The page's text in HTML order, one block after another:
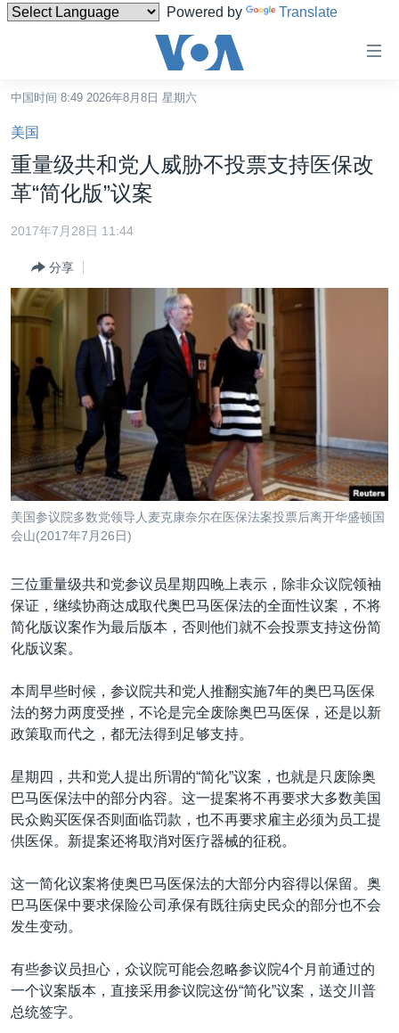
Powered by Translate
碍
链
接
跳
转
内
转
到
到
索
中国
国际
最新国际新闻
中东
欧洲
美洲
全球议题
分类新闻
经济·金融·贸易
人权·法律·宗教
科教·文娱·体健
劳工
环境
热点专题
白宫要闻
国会报道
美中关系
美国建国250周年
埃博拉疫情
重要讲话与声明
台海两岸关系
关注西藏
关注新疆
VOA视频
VOA今日焦点
中文广播
关注我们
其他语言网站
中国时间 8:49 2026年8月8日 星期六
美国
重量级共和党人威胁不投票支持医保改
革“简化版”议案
2017年7月28日 11:44
分享
美国参议院多数党领导人麦克康奈尔在医保法案投票后离开华盛顿国
会山(2017年7月26日)
三位重量级共和党参议员星期四晚上表示，除非众议院领袖
保证，继续协商达成取代奥巴马医保法的全面性议案，不将
简化版议案作为最后版本，否则他们就不会投票支持这份简
化版议案。
本周早些时候，参议院共和党人推翻实施7年的奥巴马医保
法的努力两度受挫，不论是完全废除奥巴马医保，还是以新
政策取而代之，都无法得到足够支持。
星期四，共和党人提出所谓的“简化”议案，也就是只废除奥
巴马医保法中的部分内容。这一提案将不再要求大多数美国
民众购买医保否则面临罚款，也不再要求雇主必须为员工提
供医保。新提案还将取消对医疗器械的征税。
这一简化议案将使奥巴马医保法的大部分内容得以保留。奥
巴马医保中要求保险公司承保有既往病史民众的部分也不会
发生变动。
有些参议员担心，众议院可能会忽略参议院4个月前通过的
一个议案版本，直接采用参议院这份“简化”议案，送交川普
总统签字。